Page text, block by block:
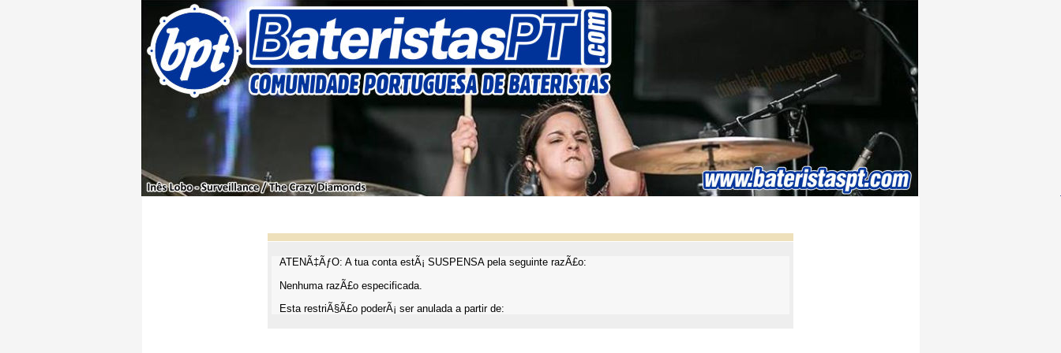
ATENÃ‡ÃƒO: A tua conta estÃ¡ SUSPENSA pela seguinte razÃ£o:
Nenhuma razÃ£o especificada.
Esta restriÃ§Ã£o poderÃ¡ ser anulada a partir de: